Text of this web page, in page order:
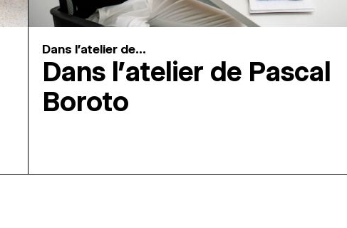
Dans l'atelier de...
Dans l’atelier de Pascal
Boroto